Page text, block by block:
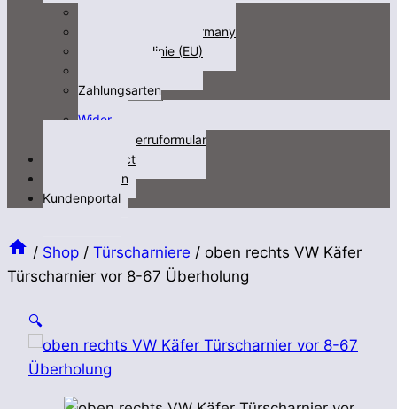
Fracht/freight not Germany
Cookie-Richtlinie (EU)
Zahlungsarten
Widerruf
Widerruformular
Kontakt/contact
Videos/Medien
Kundenportal
/ Shop / Türscharniere / oben rechts VW Käfer
Türscharnier vor 8-67 Überholung
🔍